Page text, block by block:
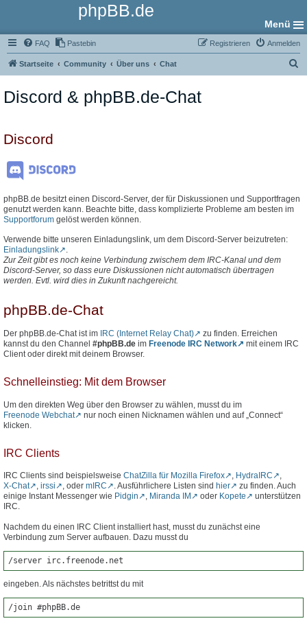
phpBB.de
Menü
FAQ Pastebin Anmelden
Registrieren
Startseite Community Über uns Chat
Discord & phpBB.de-Chat
Discord
phpBB.de besitzt einen Discord-Server, der für Diskussionen und Supportfragen
genutzt werden kann. Beachte bitte, dass komplizierte Probleme am besten im
Supportforum gelöst werden können.
Verwende bitte unseren Einladungslink, um dem Discord-Server beizutreten:
Einladungslink
.
Zur Zeit gibt es noch keine Verbindung zwischem dem IRC-Kanal und dem
Discord-Server, so dass eure Diskussionen nicht automatisch übertragen
werden. Evtl. wird dies in Zukunft nachgereicht.
phpBB.de-Chat
Der phpBB.de-Chat ist im IRC (Internet Relay Chat)
zu finden. Erreichen
kannst du den Channel #phpBB.de im Freenode IRC Network
mit einem IRC
Client oder direkt mit deinem Browser.
Schnelleinstieg: Mit dem Browser
Um den direkten Weg über den Browser zu wählen, musst du im
Freenode Webchat
nur noch einen Nicknamen wählen und auf „Connect“
klicken.
IRC Clients
IRC Clients sind beispielsweise ChatZilla für Mozilla Firefox , HydraIRC
,
X-Chat
, irssi , oder mIRC . Ausführlichere Listen sind hier
zu finden. Auch
einige Instant Messenger wie Pidgin , Miranda IM oder Kopete
unterstützen
IRC.
Nachdem du einen IRC Client installiert hast, musst du zunächst eine
Verbindung zum Server aufbauen. Dazu musst du
/server irc.freenode.net
eingeben. Als nächstes betrittst du mit
/join #phpBB.de